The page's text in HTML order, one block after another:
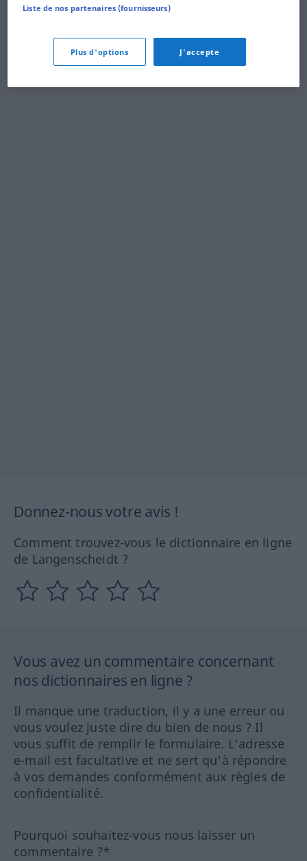
Donnez-nous votre avis !
Comment trouvez-vous le dictionnaire en ligne
de Langenscheidt ?
Vous avez un commentaire concernant
nos dictionnaires en ligne ?
Il manque une traduction, il y a une erreur ou
vous voulez juste dire du bien de nous ? Il
vous suffit de remplir le formulaire. L'adresse
e-mail est facultative et ne sert qu'à répondre
à vos demandes conformément aux règles de
confidentialité.
Pourquoi souhaitez-vous nous laisser un
commentaire ?*
Liste de nos partenaires (fournisseurs)
Plus d'options J'accepte